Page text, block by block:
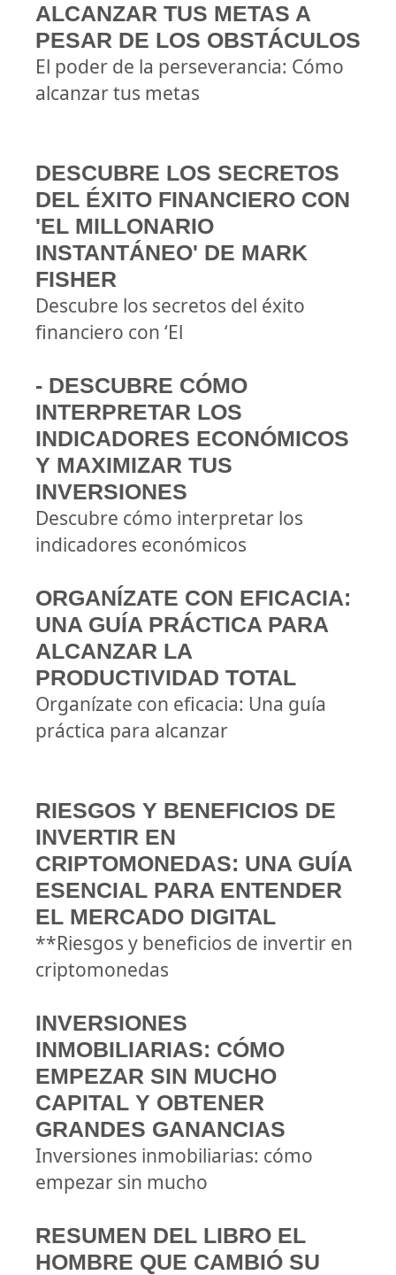
ALCANZAR TUS METAS A
PESAR DE LOS OBSTÁCULOS
El poder de la perseverancia: Cómo
alcanzar tus metas
DESCUBRE LOS SECRETOS
DEL ÉXITO FINANCIERO CON
'EL MILLONARIO
INSTANTÁNEO' DE MARK
FISHER
Descubre los secretos del éxito
financiero con ‘El
- DESCUBRE CÓMO
INTERPRETAR LOS
INDICADORES ECONÓMICOS
Y MAXIMIZAR TUS
INVERSIONES
Descubre cómo interpretar los
indicadores económicos
ORGANÍZATE CON EFICACIA:
UNA GUÍA PRÁCTICA PARA
ALCANZAR LA
PRODUCTIVIDAD TOTAL
Organízate con eficacia: Una guía
práctica para alcanzar
RIESGOS Y BENEFICIOS DE
INVERTIR EN
CRIPTOMONEDAS: UNA GUÍA
ESENCIAL PARA ENTENDER
EL MERCADO DIGITAL
**Riesgos y beneficios de invertir en
criptomonedas
INVERSIONES
INMOBILIARIAS: CÓMO
EMPEZAR SIN MUCHO
CAPITAL Y OBTENER
GRANDES GANANCIAS
Inversiones inmobiliarias: cómo
empezar sin mucho
RESUMEN DEL LIBRO EL
HOMBRE QUE CAMBIÓ SU